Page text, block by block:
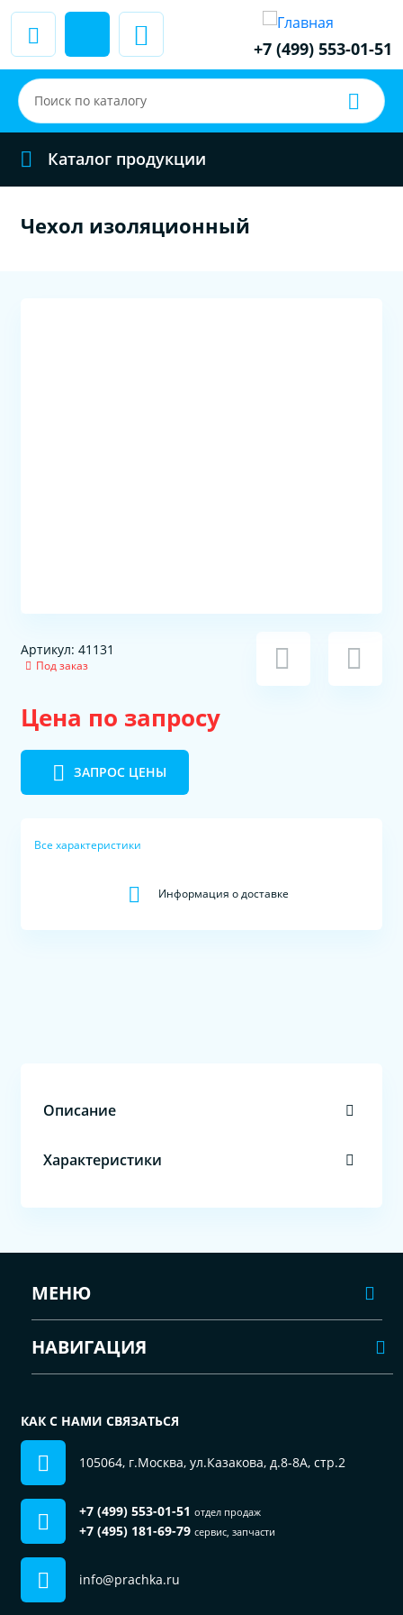
+7 (499) 553-01-51
Каталог продукции
Чехол изоляционный
Артикул: 41131
Под заказ
Цена по запросу
ЗАПРОС ЦЕНЫ
Все характеристики
Информация о доставке
Описание
Характеристики
МЕНЮ
НАВИГАЦИЯ
КАК С НАМИ СВЯЗАТЬСЯ
105064, г.Москва, ул.Казакова, д.8-8А, стр.2
+7 (499) 553-01-51 отдел продаж
+7 (495) 181-69-79 сервис, запчасти
info@prachka.ru